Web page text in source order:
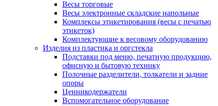
Весы торговые
Весы электронные складские напольные
Комплексы этикетирования (весы с печатью
этикеток)
Комплектующие к весовому оборудованию
Изделия из пластика и оргстекла
Подставки под меню, печатную продукцию,
офисную и бытовую технику
Полочные разделители, толкатели и задние
опоры
Ценникодержатели
Вспомогательное оборудование